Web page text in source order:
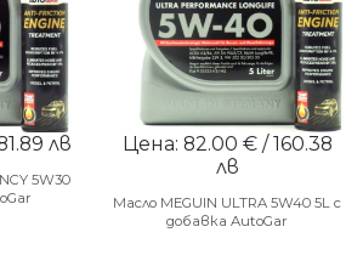
лв
5W30
Цена: 82.00 € / 160.38
лв
Масло MEGUIN ULTRA 5W40 5L с
добавка AutoGar